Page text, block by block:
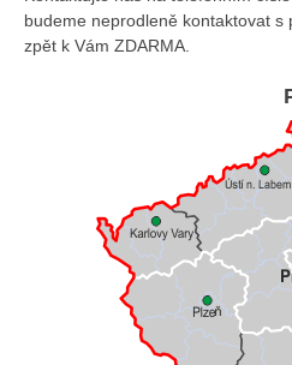
budeme neprodleně kontaktovat
zpět k Vám ZDARMA.